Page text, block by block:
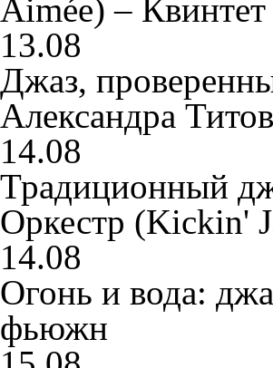
Aimée) –
13.08
Джаз,
Александра
14.08
Традиционный
Оркестр (Kickin'
14.08
Огонь и вода:
фьюжн